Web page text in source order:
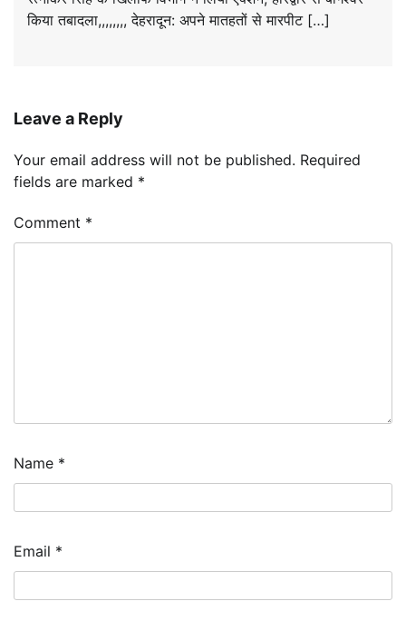
किया तबादला,,,,,,,, देहरादून: अपने मातहतों से मारपीट […]
Leave a Reply
Your email address will not be published. Required
fields are marked *
Comment *
Name *
Email *